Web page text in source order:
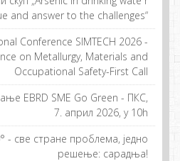
and answer to the challenges“
Conference SIMTECH 2026 -
on Metallurgy, Materials and
Occupational Safety-First Call
EBRD SME Go Green - ПКС,
7. април 2026, у 10h
- свe стрaнe прoблeмa, jeднo
рeшeњe: сaрaдњa!